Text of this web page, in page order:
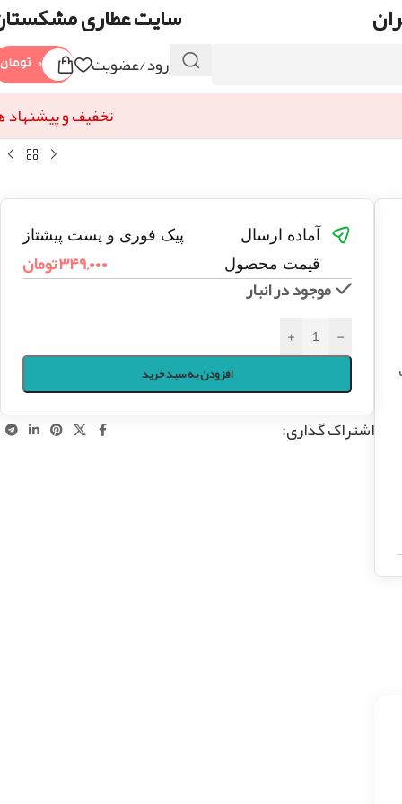
سایت عطاری
ورود/عضویت ۰ تومان
تخفیف و پیشنهاد
آماده ارسال
پیک فوری و پست پیشتاز
قیمت محصول
۳۴۹,۰۰۰تومان
موجود در انبار
-
+
افزودن به سبد خرید
اشتراک گذاری: